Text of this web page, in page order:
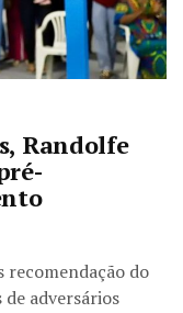
Randolfe
do
adversários